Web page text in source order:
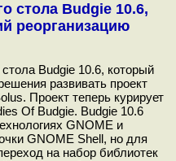
стола Budgie 10.6,
реорганизацию
Budgie 10.6, который
развивать проект
Проект теперь курирует
Of Budgie. Budgie 10.6
GNOME и
GNOME Shell, но для
на набор библиотек